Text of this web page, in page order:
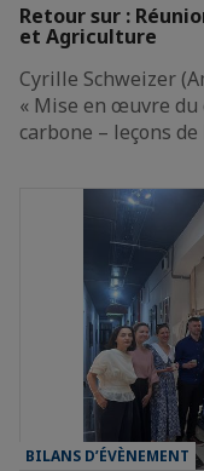
Retour sur :
et Agriculture
Cyrille Schweizer
« Mise en œuvre
carbone – leçons de
BILANS D’ÉVÈNEMENT